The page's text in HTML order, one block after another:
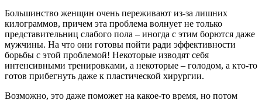
Большинство женщин очень переживают из-за лишних
килограммов, причем эта проблема волнует не только
представительниц слабого пола – иногда с этим борются даже
мужчины. На что они готовы пойти ради эффективности
борьбы с этой проблемой! Некоторые изводят себя
интенсивными тренировками, а некоторые – голодом, а кто-то
готов прибегнуть даже к пластической хирургии.
Возможно, это даже поможет на какое-то время, но потом